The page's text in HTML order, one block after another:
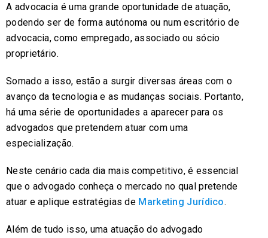
A advocacia é uma grande oportunidade de atuação,
podendo ser de forma autónoma ou num escritório de
advocacia, como empregado, associado ou sócio
proprietário.
Somado a isso, estão a surgir diversas áreas com o
avanço da tecnologia e as mudanças sociais. Portanto,
há uma série de oportunidades a aparecer para os
advogados que pretendem atuar com uma
especialização.
Neste cenário cada dia mais competitivo, é essencial
que o advogado conheça o mercado no qual pretende
atuar e aplique estratégias de Marketing Jurídico.
Além de tudo isso, uma atuação do advogado